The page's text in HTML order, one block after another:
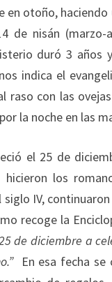
en otoño,
de nisán
duró 3 años
indica el
raso con las
la noche en las
el 25 de
los
IV,
recoge la
de diciembre a
En esa fecha se